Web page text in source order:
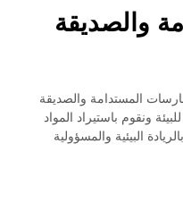
والصديقة
المستدامة والصديقة
ونقوم باستيراد المواد
البيئية والمسؤولية